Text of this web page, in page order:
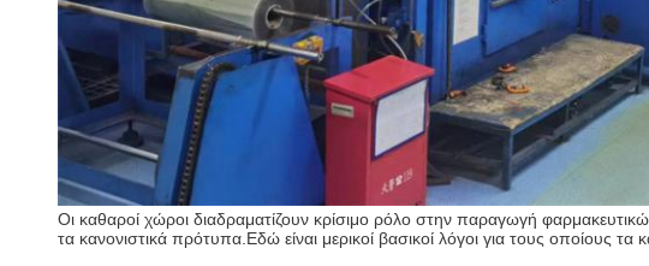
Οι καθαροί χώροι διαδραματίζουν κρίσιμο ρόλο στην παραγωγή
τα κανονιστικά πρότυπα.Εδώ είναι μερικοί βασικοί λόγοι για τους οποίους